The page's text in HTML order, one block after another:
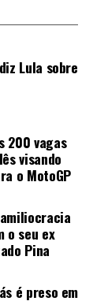
Lula sobre
200 vagas
visando
o MotoGP
o seu ex
Pina
é preso em